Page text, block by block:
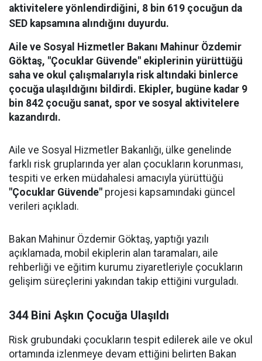
aktivitelere yönlendirdiğini, 8 bin 619 çocuğun da
SED kapsamına alındığını duyurdu.
Aile ve Sosyal Hizmetler Bakanı Mahinur Özdemir
Göktaş, "Çocuklar Güvende" ekiplerinin yürüttüğü
saha ve okul çalışmalarıyla risk altındaki binlerce
çocuğa ulaşıldığını bildirdi. Ekipler, bugüne kadar 9
bin 842 çocuğu sanat, spor ve sosyal aktivitelere
kazandırdı.
Aile ve Sosyal Hizmetler Bakanlığı, ülke genelinde
farklı risk gruplarında yer alan çocukların korunması,
tespiti ve erken müdahalesi amacıyla yürüttüğü
"Çocuklar Güvende" projesi kapsamındaki güncel
verileri açıkladı.
Bakan Mahinur Özdemir Göktaş, yaptığı yazılı
açıklamada, mobil ekiplerin alan taramaları, aile
rehberliği ve eğitim kurumu ziyaretleriyle çocukların
gelişim süreçlerini yakından takip ettiğini vurguladı.
344 Bini Aşkın Çocuğa Ulaşıldı
Risk grubundaki çocukların tespit edilerek aile ve okul
ortamında izlenmeye devam ettiğini belirten Bakan